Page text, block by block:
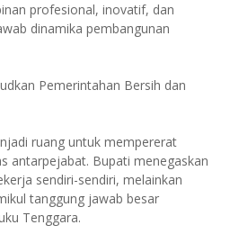
profesional, inovatif, dan
dinamika pembangunan
Pemerintahan Bersih dan
ruang untuk mempererat
antarpejabat. Bupati menegaskan
sendiri-sendiri, melainkan
tanggung jawab besar
Tenggara.